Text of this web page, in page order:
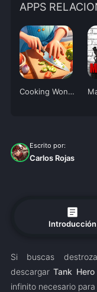
APPS
Cooking Wonder
Escrito por:
Carlos Rojas
article
Introducción
Si buscas
descargarTank
infinito necesario